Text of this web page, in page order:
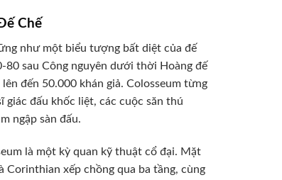
Chế
như một biểu tượng bất diệt của đế
sau Công nguyên dưới thời Hoàng đế
đến 50.000 khán giả. Colosseum từng
giác đấu khốc liệt, các cuộc săn thú
ngập sàn đấu.
là một kỳ quan kỹ thuật cổ đại. Mặt
xếp chồng qua ba tầng, cùng